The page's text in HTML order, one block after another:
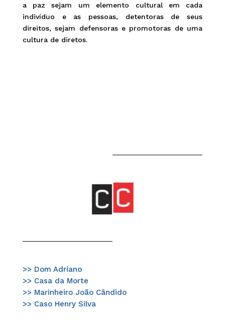
a paz sejam um elemento cultural em cada
indivíduo e as pessoas, detentoras de seus
direitos, sejam defensoras e promotoras de uma
cultura de diretos.
>> Dom Adriano
>> Casa da Morte
>> Marinheiro João Cândido
>> Caso Henry Silva